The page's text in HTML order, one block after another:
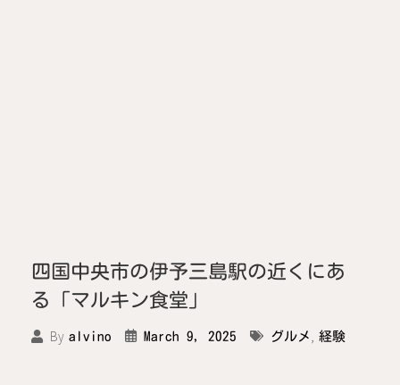
四国中央市の伊予三島駅の近くにあ
る「マルキン食堂」
By alvino March 9, 2025 グルメ , 経験